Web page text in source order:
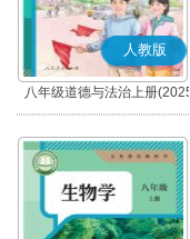
人教版
八年级道德与法治上册(2025
秋版)(部编版)